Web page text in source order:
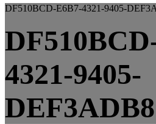
DF510BCD-E6B7-4321-9405-
4321-9405-